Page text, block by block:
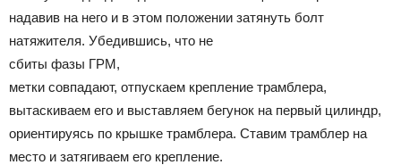
надавив на него и в этом положении затянуть болт
натяжителя. Убедившись, что не
сбиты фазы ГРМ,
метки совпадают, отпускаем крепление трамблера,
вытаскиваем его и выставляем бегунок на первый цилиндр,
ориентируясь по крышке трамблера. Ставим трамблер на
место и затягиваем его крепление.